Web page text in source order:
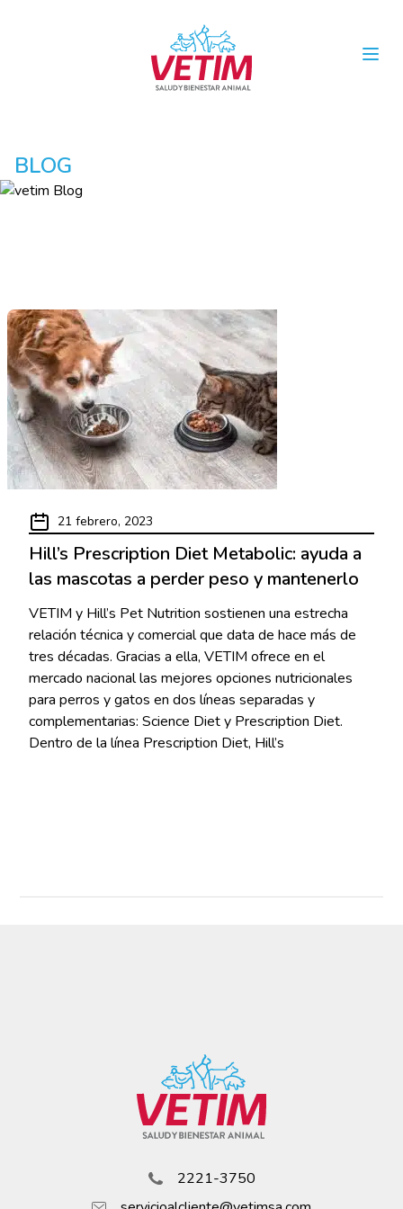
BLOG
21 febrero, 2023
Hill’s Prescription Diet Metabolic: ayuda a
las mascotas a perder peso y mantenerlo
VETIM y Hill’s Pet Nutrition sostienen una estrecha
relación técnica y comercial que data de hace más de
tres décadas. Gracias a ella, VETIM ofrece en el
mercado nacional las mejores opciones nutricionales
para perros y gatos en dos líneas separadas y
complementarias: Science Diet y Prescription Diet.
Dentro de la línea Prescription Diet, Hill’s
2221-3750